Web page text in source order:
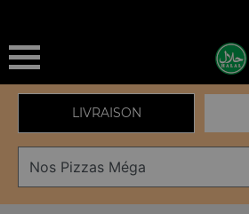
LIVRAISON